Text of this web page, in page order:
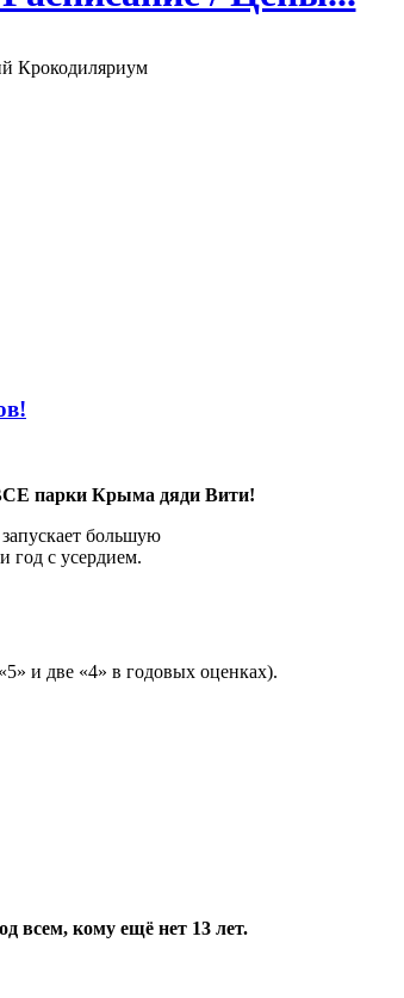
Крокодиляриум
парки Крыма дяди Вити!
большую
год с усердием.
и две «4» в годовых оценках).
всем, кому ещё нет 13 лет.